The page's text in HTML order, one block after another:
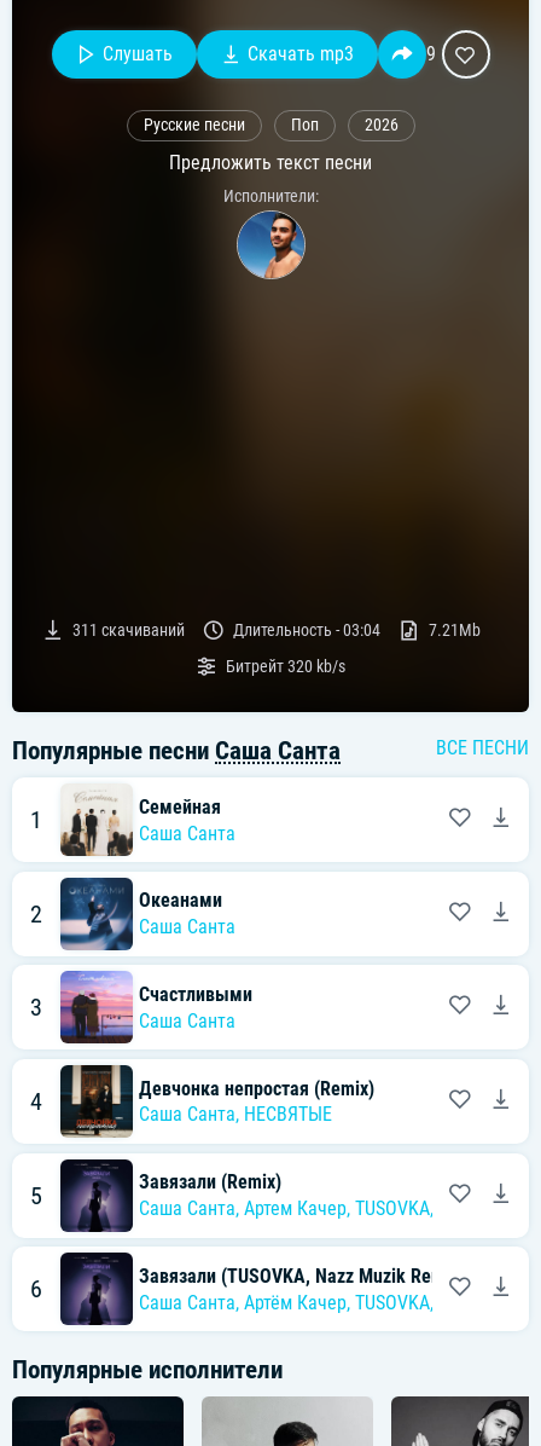
Слушать Скачать mp3 9
Русские песни Поп 2026
Предложить текст песни
Исполнители:
311 скачиваний Длительность -03:04
7.21Mb
Битрейт320 kb/s
Популярные песни Саша Санта ВСЕ ПЕСНИ
1
Семейная
Саша Санта
2
Океанами
Саша Санта
3
Счастливыми
Саша Санта
4
Девчонка непростая (Remix)
Саша Санта, НЕСВЯТЫЕ
5
Завязали (Remix)
Саша Санта, Артем Качер, TUSOVKA, Nazz Muzik
6
Завязали (TUSOVKA, Nazz Muzik Remix)
Саша Санта, Артём Качер, TUSOVKA, Nazz Muzik
Популярные исполнители